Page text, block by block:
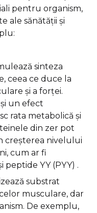
pentru organism,
ale sănătății și
sinteza
ceea ce duce la
și a forței.
un efect
rata metabolică și
din zer pot
creșterea nivelului
cum ar fi
peptide YY (PYY) .
substrat
musculare, dar
De exemplu,